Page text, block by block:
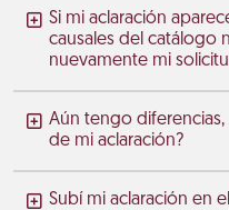
Si mi aclaración
causales del catálogo
nuevamente mi
Aún tengo
de mi aclaración?
Subí mi aclaración en